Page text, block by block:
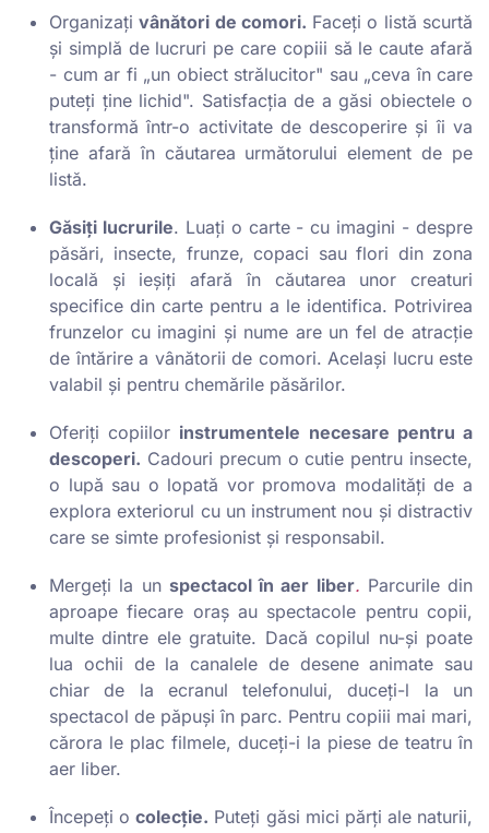
Organizațivânători de comori. Faceți o listă scurtă
și simplă de lucruri pe care copiii să le caute afară
- cum ar fi „un obiect strălucitor" sau „ceva în care
puteți ține lichid". Satisfacția de a găsi obiectele o
transformă într-o activitate de descoperire și îi va
ține afară în căutarea următorului element de pe
listă.
Găsiți lucrurile. Luați o carte - cu imagini - despre
păsări, insecte, frunze, copaci sau flori din zona
locală și ieșiți afară în căutarea unor creaturi
specifice din carte pentru a le identifica. Potrivirea
frunzelor cu imagini și nume are un fel de atracție
de întărire a vânătorii de comori. Același lucru este
valabil și pentru chemările păsărilor.
Oferiți copiilor instrumentele necesare pentru a
descoperi. Cadouri precum o cutie pentru insecte,
o lupă sau o lopată vor promova modalități de a
explora exteriorul cu un instrument nou și distractiv
care se simte profesionist și responsabil.
Mergeți la un spectacol în aer liber. Parcurile din
aproape fiecare oraș au spectacole pentru copii,
multe dintre ele gratuite. Dacă copilul nu-și poate
lua ochii de la canalele de desene animate sau
chiar de la ecranul telefonului, duceți-l la un
spectacol de păpuși în parc. Pentru copiii mai mari,
cărora le plac filmele, duceți-i la piese de teatru în
aer liber.
Începeți ocolecție. Puteți găsi mici părți ale naturii,